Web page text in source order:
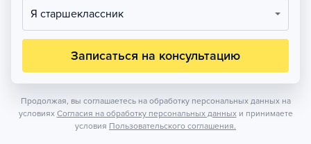
Я старшеклассник
Записаться на консультацию
Продолжая, вы соглашаетесь на обработку персональных данных на
условиях Согласия на обработку персональных данных и принимаете
условия Пользовательского соглашения.